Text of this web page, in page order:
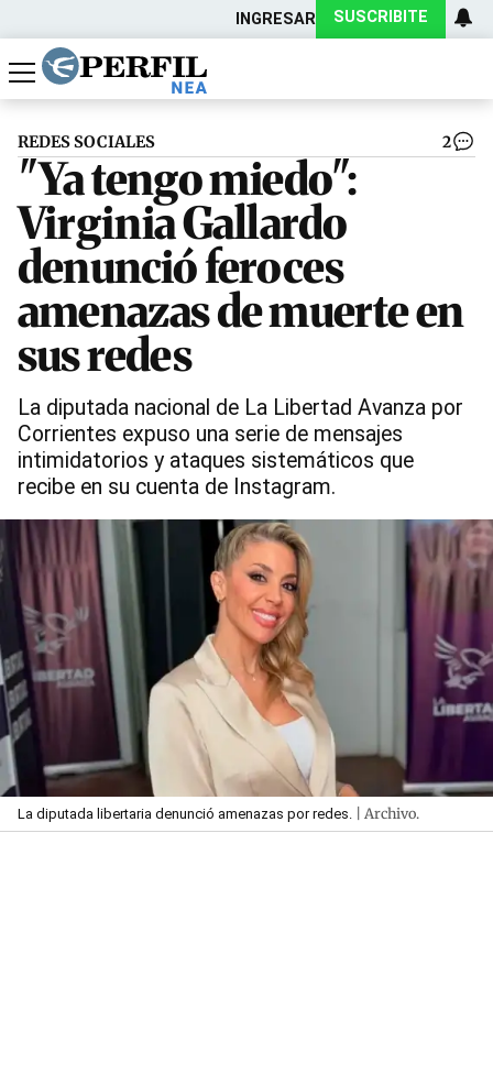
INGRESAR SUSCRIBITE
Política
Economía
Actualidad
REDES SOCIALES 2
"Ya tengo miedo":
Virginia Gallardo
denunció feroces
amenazas de muerte en
sus redes
La diputada nacional de La Libertad Avanza por
Corrientes expuso una serie de mensajes
intimidatorios y ataques sistemáticos que
recibe en su cuenta de Instagram.
La diputada libertaria denunció amenazas por redes. | Archivo.